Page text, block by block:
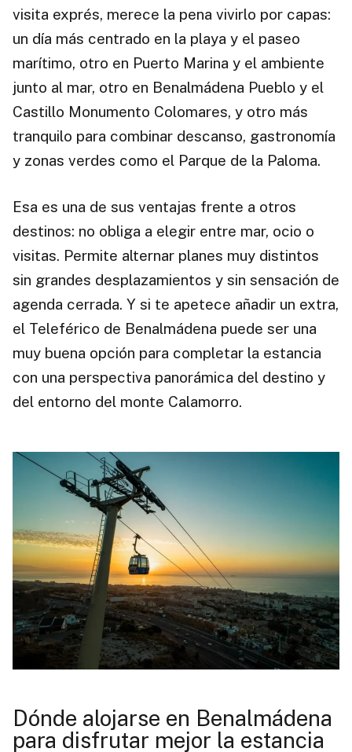
visita exprés, merece la pena vivirlo por capas:
un día más centrado en la playa y el paseo
marítimo, otro en Puerto Marina y el ambiente
junto al mar, otro en Benalmádena Pueblo y el
Castillo Monumento Colomares, y otro más
tranquilo para combinar descanso, gastronomía
y zonas verdes como el Parque de la Paloma.
Esa es una de sus ventajas frente a otros
destinos: no obliga a elegir entre mar, ocio o
visitas. Permite alternar planes muy distintos
sin grandes desplazamientos y sin sensación de
agenda cerrada. Y si te apetece añadir un extra,
el Teleférico de Benalmádena puede ser una
muy buena opción para completar la estancia
con una perspectiva panorámica del destino y
del entorno del monte Calamorro.
Dónde alojarse en Benalmádena
para disfrutar mejor la estancia